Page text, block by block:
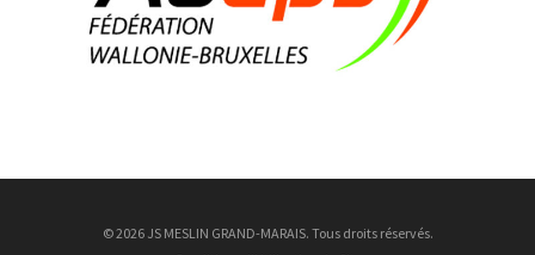
26 ans
9 Août
© 2026 JS MESLIN GRAND-MARAIS. Tous droits réservés.